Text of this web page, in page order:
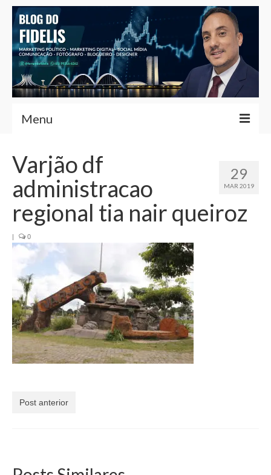
Menu
Fernando Fidelis
Café com Fidelis
Notícias Brasília
Contato
Currículo
29
MAR 2019
Varjão df
administracao
regional tia nair queiroz
| 0
Post anterior